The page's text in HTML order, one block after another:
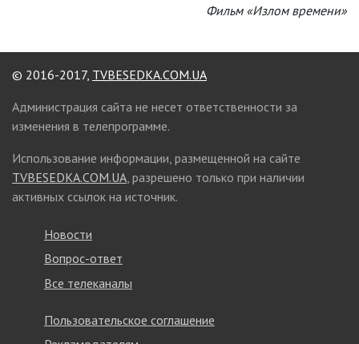
Фильм «Излом времени»
© 2016-2017, TVBESEDKA.COM.UA
Администрация сайта не несет ответственности за
изменения в телепрограмме.
Использование информации, размещенной на сайте
TVBESEDKA.COM.UA, разрешено только при наличии
активных ссылок на источник.
Новости
Вопрос-ответ
Все телеканалы
Пользовательское соглашение